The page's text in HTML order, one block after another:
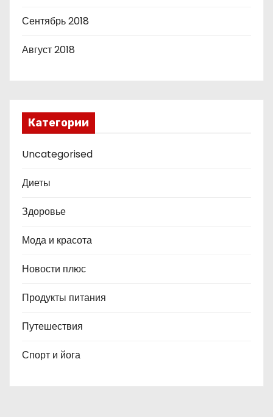
Сентябрь 2018
Август 2018
Категории
Uncategorised
Диеты
Здоровье
Мода и красота
Новости плюс
Продукты питания
Путешествия
Спорт и йога